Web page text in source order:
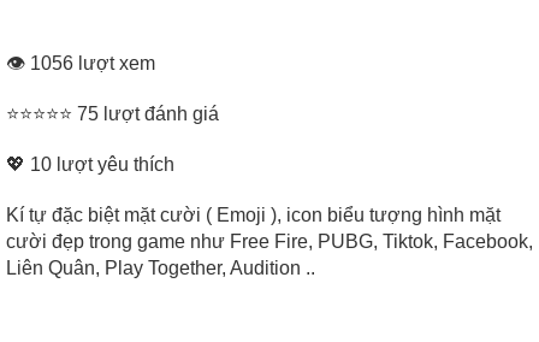
👁 1056 lượt xem
⭐⭐⭐⭐⭐ 75 lượt đánh giá
💖 10 lượt yêu thích
Kí tự đặc biệt mặt cười ( Emoji ), icon biểu tượng hình mặt
cười đẹp trong game như Free Fire, PUBG, Tiktok, Facebook,
Liên Quân, Play Together, Audition ..